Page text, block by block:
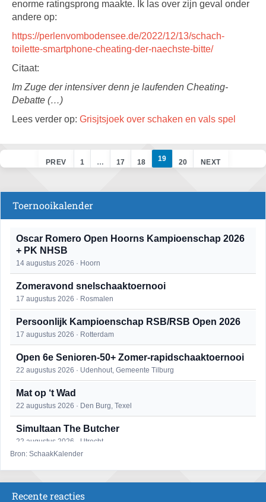
enorme ratingsprong maakte. Ik las over zijn geval onder
andere op:
https://perlenvombodensee.de/2022/12/13/schach-
toilette-smartphone-cheating-der-naechste-bitte/
Citaat:
Im Zuge der intensiver denn je laufenden Cheating-
Debatte (…)
Lees verder op: Grisjtsjoek over schaken en vals spel
PREV 1 … 17 18 19 20 NEXT
Toernooikalender
Oscar Romero Open Hoorns Kampioenschap 2026
+ PK NHSB
14 augustus 2026 · Hoorn
Zomeravond snelschaaktoernooi
17 augustus 2026 · Rosmalen
Persoonlijk Kampioenschap RSB/RSB Open 2026
17 augustus 2026 · Rotterdam
Open 6e Senioren-50+ Zomer-rapidschaaktoernooi
22 augustus 2026 · Udenhout, Gemeente Tilburg
Mat op ‘t Wad
22 augustus 2026 · Den Burg, Texel
Simultaan The Butcher
22 augustus 2026 · Utrecht
Open Eemlandtoernooi 2026
Bron: SchaakKalender
Recente reacties